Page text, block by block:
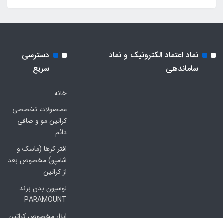
نماد اعتماد الکترونیک و نماد
ساماندهی
دسترسی
سریع
خانه
محصولات تخصصی
کراتین مو و صافی
دائم
افتر کرها (ماسک و
شامپو) مخصوص بعد
از کراتین
لوسیون بدن برند
PARAMOUNT
ابزار مخصوص کراتین